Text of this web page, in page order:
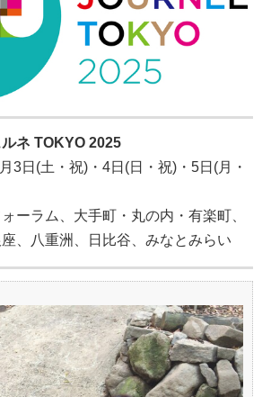
ネ TOKYO 2025
3日(土・祝)・4日(日・祝)・5日(月・
ーラム、大手町・丸の内・有楽町、
、八重洲、日比谷、みなとみらい